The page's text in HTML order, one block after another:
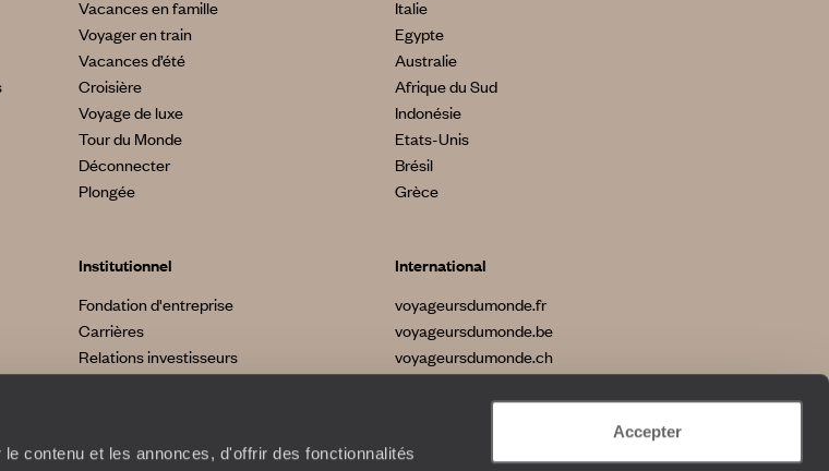
contenu et les annonces, d'offrir des fonctionnalités
Accepter
Vacances en famille
Voyager en train
Vacances d’été
Croisière
Voyage de luxe
Tour du Monde
Déconnecter
Plongée
Institutionnel
Fondation d'entreprise
Carrières
Relations investisseurs
Italie
Egypte
Australie
Afrique du Sud
Indonésie
Etats-Unis
Brésil
Grèce
International
voyageursdumonde.fr
voyageursdumonde.be
voyageursdumonde.ch
voyageursdumonde.com